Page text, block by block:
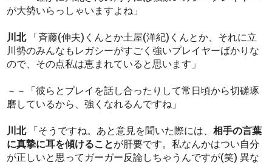
が大勢いらっしゃいますよね」
川北
「斉藤(伸夫)くんとか土屋(洋紀)くんとか、それに立
川勢のみんなもレガシーがすごく強いプレイヤーばかりな
ので、その点私は恵まれていると思います」
－－「彼らとプレイを話し合ったりして常日頃から切磋琢
磨しているから、強くなれるんですね」
川北 「そうですね。あと意見を聞いた際には、相手の言葉
に真摯に耳を傾けることが肝要です。私なんかはつい自分
が正しいと思ってガーガー反論しちゃうんですが(笑) 異な